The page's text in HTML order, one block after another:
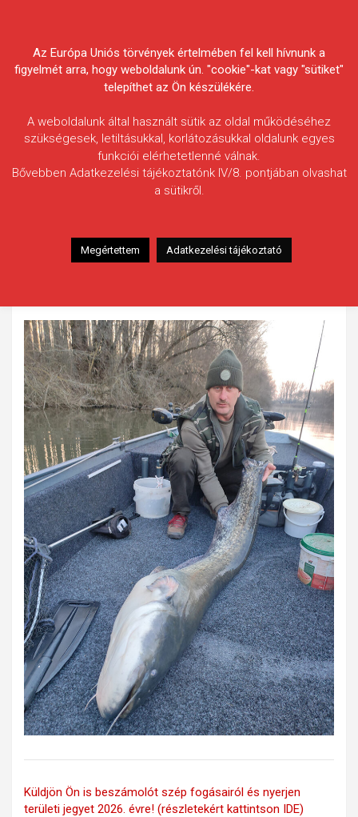
Egyesületek Szövetsége
Csikós Zoltán
Halfaj: Harcsa
Fogott hal adatai: 35 kg / 175 cm
Küldjön Ön is beszámolót szép fogásairól és nyerjen
területi jegyet 2026. évre! (részletekért kattintson IDE)
Az Európa Uniós törvények értelmében fel kell hívnunk a
figyelmét arra, hogy weboldalunk ún. "cookie"-kat vagy "sütiket"
telepíthet az Ön készülékére.
A weboldalunk által használt sütik az oldal működéséhez
szükségesek, letiltásukkal, korlátozásukkal oldalunk egyes
funkciói elérhetetlenné válnak.
Bővebben Adatkezelési tájékoztatónk IV/8. pontjában olvashat
a sütikről.
Megértettem Adatkezelési tájékoztató